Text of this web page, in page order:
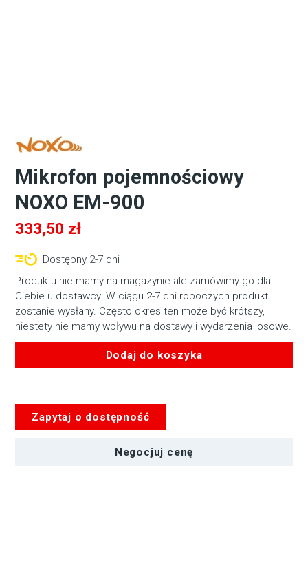
Mikrofon pojemnościowy
NOXO EM-900
333,50 zł
Dostępny 2-7 dni
Produktu nie mamy na magazynie ale zamówimy go dla
Ciebie u dostawcy. W ciągu 2-7 dni roboczych produkt
zostanie wysłany. Często okres ten może być krótszy,
niestety nie mamy wpływu na dostawy i wydarzenia losowe.
Dodaj do koszyka
pojemnościowy
NOXOZapytaj o dostępność
Negocjuj cenę